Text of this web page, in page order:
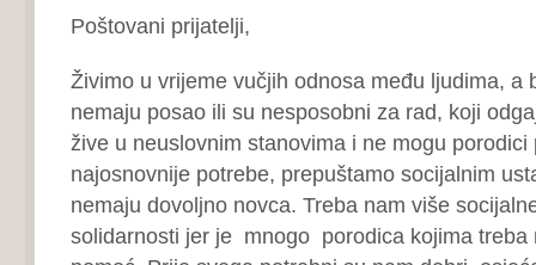
Poštovani prijatelji,
Živimo u vrijeme vučjih odnosa među ljudima, a
nemaju posao ili su nesposobni za rad, koji
žive u neuslovnim stanovima i ne mogu porodici
najosnovnije potrebe, prepuštamo socijalnim
nemaju dovoljno novca. Treba nam više
solidarnosti jer je mnogo porodica kojima treba